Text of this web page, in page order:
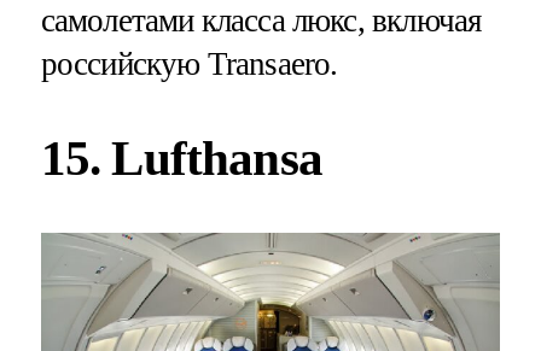
самолетами класса люкс, включая
российскую Transaero.
15. Lufthansa